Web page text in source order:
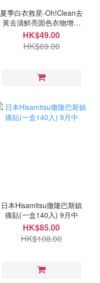
夏季白衣救星-Oh!Clean去
黃去漬鮮亮固色衣物增白
片10入(一套2盒) 11月中
HK$49.00
HK$69.00
日本Hisamitsu撒隆巴斯鎮
痛貼(一盒140入) 9月中
HK$85.00
HK$108.00